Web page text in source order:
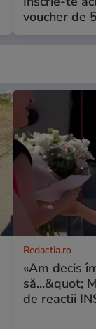
voucher de
Redactia.ro
«Am decis
să...&quot;
de reactii